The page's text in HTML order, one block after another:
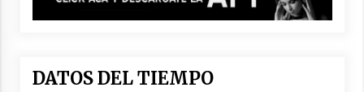
DATOS DEL TIEMPO